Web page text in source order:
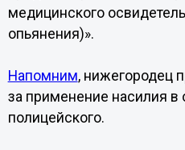
медицинского
опьянения)».
Напомним, нижегородец
за применение насилия в
полицейского.